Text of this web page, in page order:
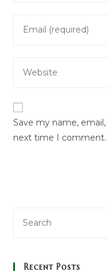
comment
your
address
your
URL
(optional)
Save my name,
next time I comment.
Recent Posts